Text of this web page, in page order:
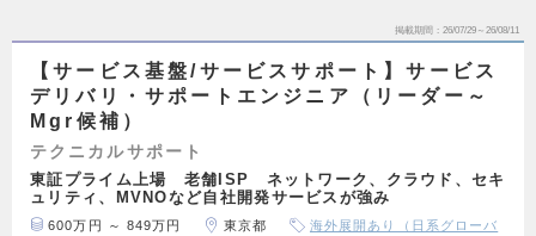
掲載期間 26/07/29～26/08/11
【サービス基盤/サービスサポート】サービス
デリバリ・サポートエンジニア（リーダー～
Mgr候補）
テクニカルサポート
東証プライム上場 老舗ISP ネットワーク、クラウド、セキ
ュリティ、MVNOなど自社開発サービスが強み
600万円 ～ 849万円 東京都
海外展開あり（日系グローバ